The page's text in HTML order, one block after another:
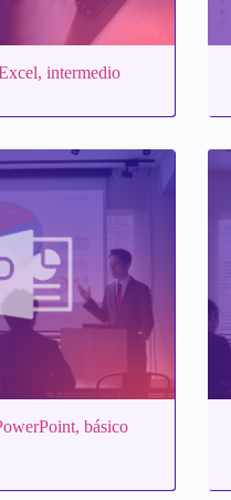
intermedio
básico